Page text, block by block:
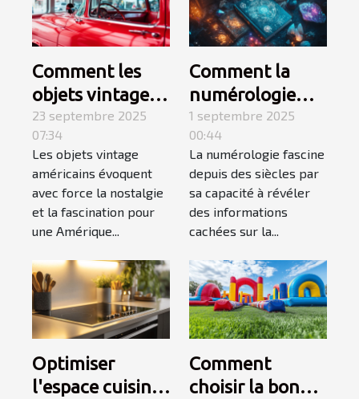
Comment les
objets vintage
américains
capturent-ils
l'essence d'une
époque révolue
?
23 septembre 2025
07:34
Les objets vintage
américains évoquent
avec force la nostalgie
et la fascination pour
une Amérique...
Comment la
numérologie
influence-t-elle
votre chemin de
vie ?
1 septembre 2025
00:44
La numérologie fascine
depuis des siècles par
sa capacité à révéler
des informations
cachées sur la...
Optimiser
l'espace cuisine
Comment
choisir la bonne